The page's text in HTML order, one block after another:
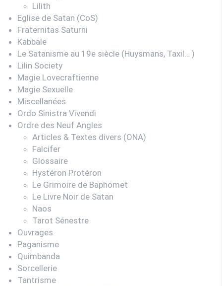
Lilith
Eglise de Satan (CoS)
Fraternitas Saturni
Kabbale
Le Satanisme au 19e siècle (Huysmans, Taxil… )
Lilin Society
Magie Lovecraftienne
Magie Sexuelle
Miscellanées
Ordo Sinistra Vivendi
Ordre des Neuf Angles
Articles & Textes divers (ONA)
Falcifer
Glossaire
Hystéron Protéron
Le Grimoire de Baphomet
Le Livre Noir de Satan
Naos
Tarot Sénestre
Ouvrages
Paganisme
Quimbanda
Sorcellerie
Tantrisme